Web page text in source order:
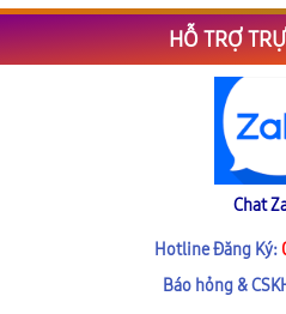
HỖ TRỢ
Chat
Hotline Đăng Ký:
Báo hỏng &